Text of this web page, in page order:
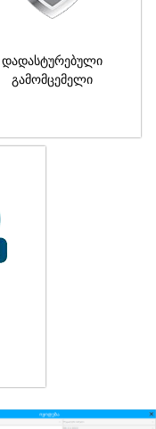
დადასტურებული
გამომცემელი